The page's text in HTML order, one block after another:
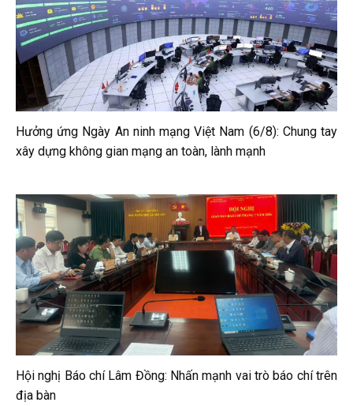
Hưởng ứng Ngày An ninh mạng Việt Nam (6/8): Chung tay
xây dựng không gian mạng an toàn, lành mạnh
Hội nghị Báo chí Lâm Đồng: Nhấn mạnh vai trò báo chí trên
địa bàn